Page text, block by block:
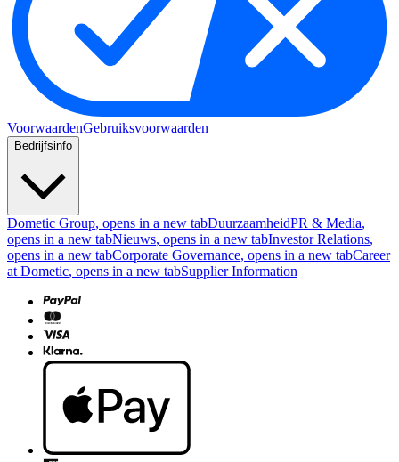
VoorwaardenGebruiksvoorwaarden
Bedrijfsinfo
Dometic Group, opens in a new tabDuurzaamheidPR & Media,
opens in a new tabNieuws, opens in a new tabInvestor Relations,
opens in a new tabCorporate Governance, opens in a new tabCareer
at Dometic, opens in a new tabSupplier Information